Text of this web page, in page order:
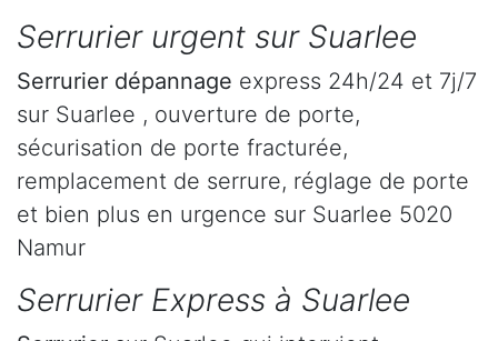
Serrurier urgent sur Suarlee
Serrurier dépannage express 24h/24 et 7j/7
sur Suarlee , ouverture de porte,
sécurisation de porte fracturée,
remplacement de serrure, réglage de porte
et bien plus en urgence sur Suarlee 5020
Namur
Serrurier Express à Suarlee